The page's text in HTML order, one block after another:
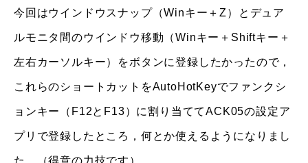
今回はウインドウスナップ（Winキー＋Z）とデュア
ルモニタ間のウインドウ移動（Winキー＋Shiftキー＋
左右カーソルキー）をボタンに登録したかったので，
これらのショートカットをAutoHotKeyでファンクシ
ョンキー（F12とF13）に割り当ててACK05の設定ア
プリで登録したところ，何とか使えるようになりまし
た。（得意の力技です）